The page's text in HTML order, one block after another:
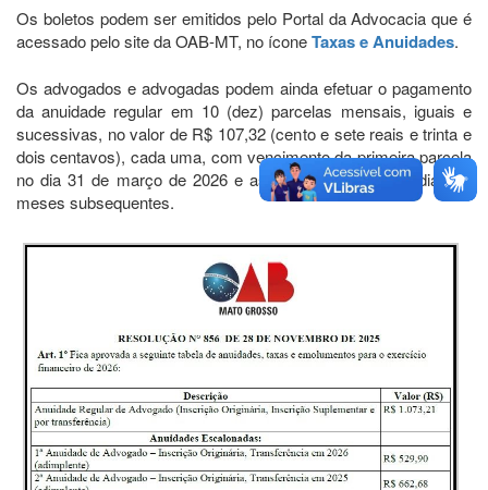
Os boletos podem ser emitidos pelo Portal da Advocacia que é
acessado pelo site da OAB-MT, no íconeTaxas e Anuidades.
Os advogados e advogadas podem ainda efetuar o pagamento
da anuidade regular em 10 (dez) parcelas mensais, iguais e
sucessivas, no valor de R$ 107,32 (cento e sete reais e trinta e
dois centavos), cada uma, com vencimento da primeira parcela
no dia 31 de março de 2026 e as demais no mesmo dia dos
meses subsequentes.